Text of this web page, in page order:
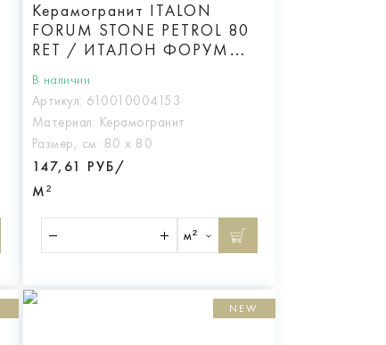
Керамогранит ITALON
FORUM STONE PETROL 80
RET / ИТАЛОН ФОРУМ
СТОУН ПЕТРОЛ 80 РЕТ,
арт.610010004153
В наличии
Артикул: 610010004153
Материал: Керамогранит
Размер, см: 80 х 80
147,61 РУБ/
М²
м²
NEW